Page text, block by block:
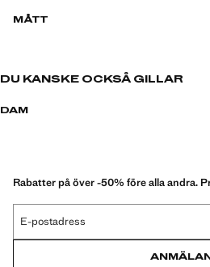
MÅTT
DU KANSKE OCKSÅ GILLAR
DAM
Rabatter på över -50% före alla andra.
E-postadress
ANMÄLAN